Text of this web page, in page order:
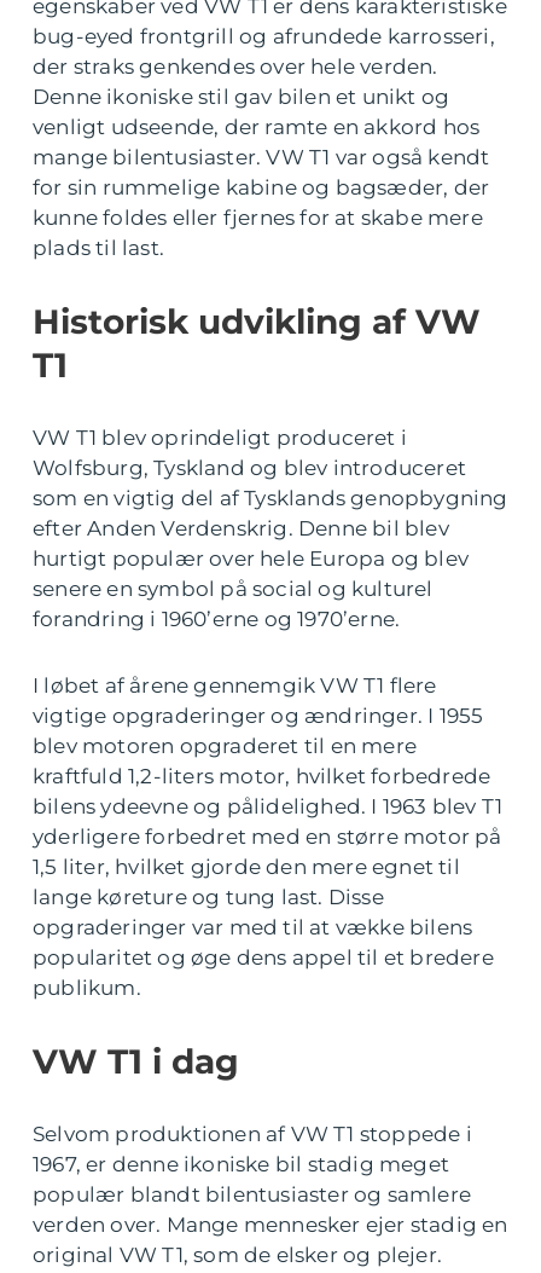
egenskaber ved VW T1 er dens karakteristiske
bug-eyed frontgrill og afrundede karrosseri,
der straks genkendes over hele verden.
Denne ikoniske stil gav bilen et unikt og
venligt udseende, der ramte en akkord hos
mange bilentusiaster. VW T1 var også kendt
for sin rummelige kabine og bagsæder, der
kunne foldes eller fjernes for at skabe mere
plads til last.
Historisk udvikling af VW
T1
VW T1 blev oprindeligt produceret i
Wolfsburg, Tyskland og blev introduceret
som en vigtig del af Tysklands genopbygning
efter Anden Verdenskrig. Denne bil blev
hurtigt populær over hele Europa og blev
senere en symbol på social og kulturel
forandring i 1960’erne og 1970’erne.
I løbet af årene gennemgik VW T1 flere
vigtige opgraderinger og ændringer. I 1955
blev motoren opgraderet til en mere
kraftfuld 1,2-liters motor, hvilket forbedrede
bilens ydeevne og pålidelighed. I 1963 blev T1
yderligere forbedret med en større motor på
1,5 liter, hvilket gjorde den mere egnet til
lange køreture og tung last. Disse
opgraderinger var med til at vække bilens
popularitet og øge dens appel til et bredere
publikum.
VW T1 i dag
Selvom produktionen af VW T1 stoppede i
1967, er denne ikoniske bil stadig meget
populær blandt bilentusiaster og samlere
verden over. Mange mennesker ejer stadig en
original VW T1, som de elsker og plejer.